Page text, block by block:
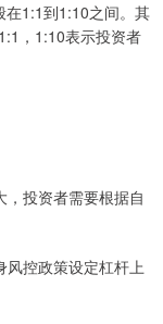
在1:1到1:10之间。其
，1:10表示投资者
，投资者需要根据自
风控政策设定杠杆上